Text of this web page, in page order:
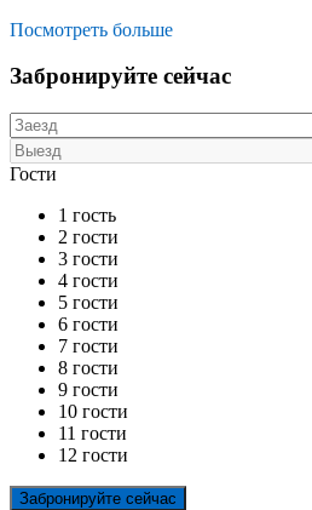
Посмотреть больше
Забронируйте сейчас
Гости
1 гость
2 гости
3 гости
4 гости
5 гости
6 гости
7 гости
8 гости
9 гости
10 гости
11 гости
12 гости